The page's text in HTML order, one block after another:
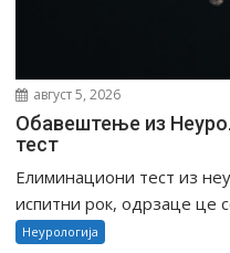
август 5, 2026
Обавештење из
тест
Елиминациони тест из
испитни рок, одрзаце це
Неурологија